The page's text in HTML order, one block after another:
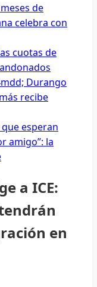
de
celebra con
cuotas de
Durango
recibe
esperan
amigo”: la
a ICE:
en